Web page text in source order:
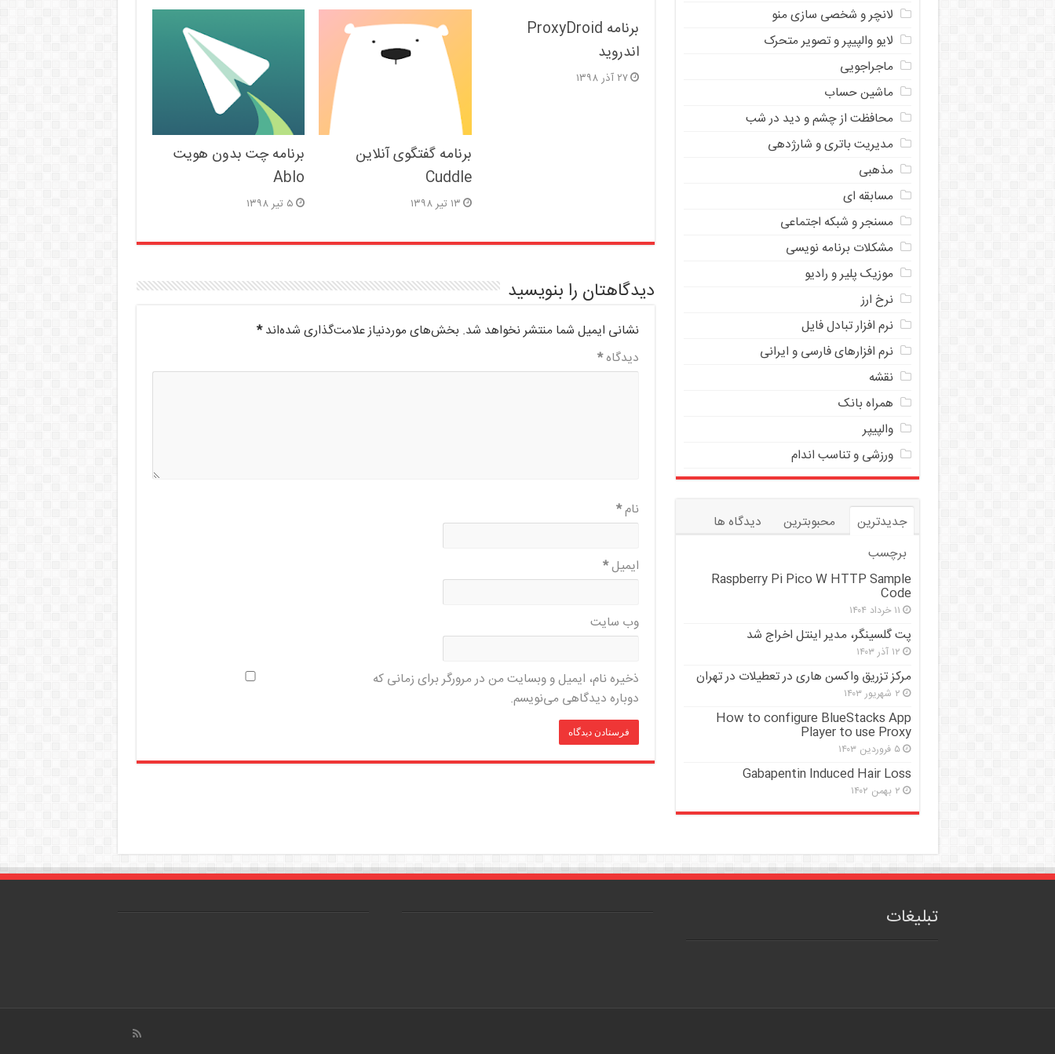
برنامه ProxyDroid
اندروید
۲۷ آذر ۱۳۹۸
برنامه گفتگوی آنلاین
Cuddle
۱۳ تیر ۱۳۹۸
برنامه چت بدون هویت
Ablo
۵ تیر ۱۳۹۸
دیدگاهتان را بنویسید
نشانی ایمیل شما منتشر نخواهد شد. بخش‌های موردنیاز علامت‌گذاری شده‌اند*
دیدگاه*
نام*
ایمیل*
وب‌ سایت
ذخیره نام، ایمیل و وبسایت من در مرورگر برای زمانی که
دوباره دیدگاهی می‌نویسم.
لانچر و شخصی سازی منو
لایو والپیپر و تصویر متحرک
ماجراجویی
ماشین حساب
محافظت از چشم و دید در شب
مدیریت باتری و شارژدهی
مذهبی
مسابقه ای
مسنجر و شبکه اجتماعی
مشکلات برنامه نویسی
موزیک پلیر و رادیو
نرخ ارز
ﻧﺮﻡ ﺍﻓﺰﺍﺭ ﺗﺒﺎﺩﻝ ﻓﺎﻳﻞ
نرم افزارهای فارسی و ایرانی
نقشه
همراه بانک
والپیپر
ورزشی و تناسب اندام
جدیدترین محبوبترین
دیدگاه ها
برچسب
Raspberry Pi Pico W HTTP Sample
Code
۱۱ خرداد ۱۴۰۴
پت گلسینگر، مدیر اینتل اخراج شد
۱۲ آذر ۱۴۰۳
مرکز تزریق واکسن هاری در تعطیلات در تهران
۲ شهریور ۱۴۰۳
How to configure BlueStacks App
Player to use Proxy
۵ فروردین ۱۴۰۳
Gabapentin Induced Hair Loss
۲ بهمن ۱۴۰۲
تبلیغات